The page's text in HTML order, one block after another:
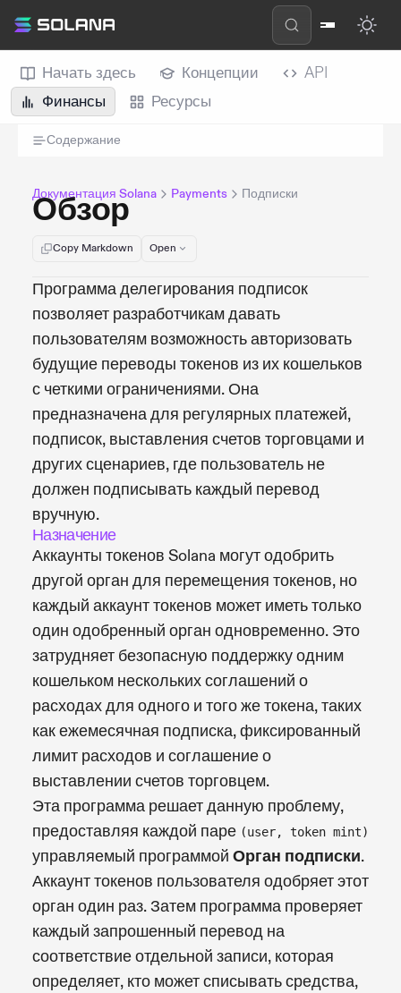
Начать здесь Концепции
API
Финансы
Ресурсы
Содержание
Документация Solana Payments Подписки
Обзор
Copy Markdown Open
Программа делегирования подписок
позволяет разработчикам давать
пользователям возможность авторизовать
будущие переводы токенов из их кошельков
с четкими ограничениями. Она
предназначена для регулярных платежей,
подписок, выставления счетов торговцами и
других сценариев, где пользователь не
должен подписывать каждый перевод
вручную.
Назначение
Аккаунты токенов Solana могут одобрить
другой орган для перемещения токенов, но
каждый аккаунт токенов может иметь только
один одобренный орган одновременно. Это
затрудняет безопасную поддержку одним
кошельком нескольких соглашений о
расходах для одного и того же токена, таких
как ежемесячная подписка, фиксированный
лимит расходов и соглашение о
выставлении счетов торговцем.
Эта программа решает данную проблему,
предоставляя каждой паре (user, token mint)
управляемый программой Орган подписки.
Аккаунт токенов пользователя одобряет этот
орган один раз. Затем программа проверяет
каждый запрошенный перевод на
соответствие отдельной записи, которая
определяет, кто может списывать средства,